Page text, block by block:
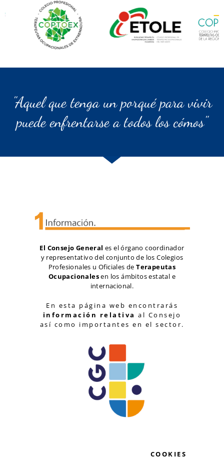
"Aquel que tenga un porqué para vivir
puede enfrentarse a todos los cómos"
El Consejo General es el órgano coordinador
y representativo del conjunto de los Colegios
Profesionales u Oficiales deTerapeutas
Ocupacionalesen los ámbitos estatal e
internacional.
En esta página web encontrarás
información relativa al Consejo
así como importantes en el sector.
COOKIES